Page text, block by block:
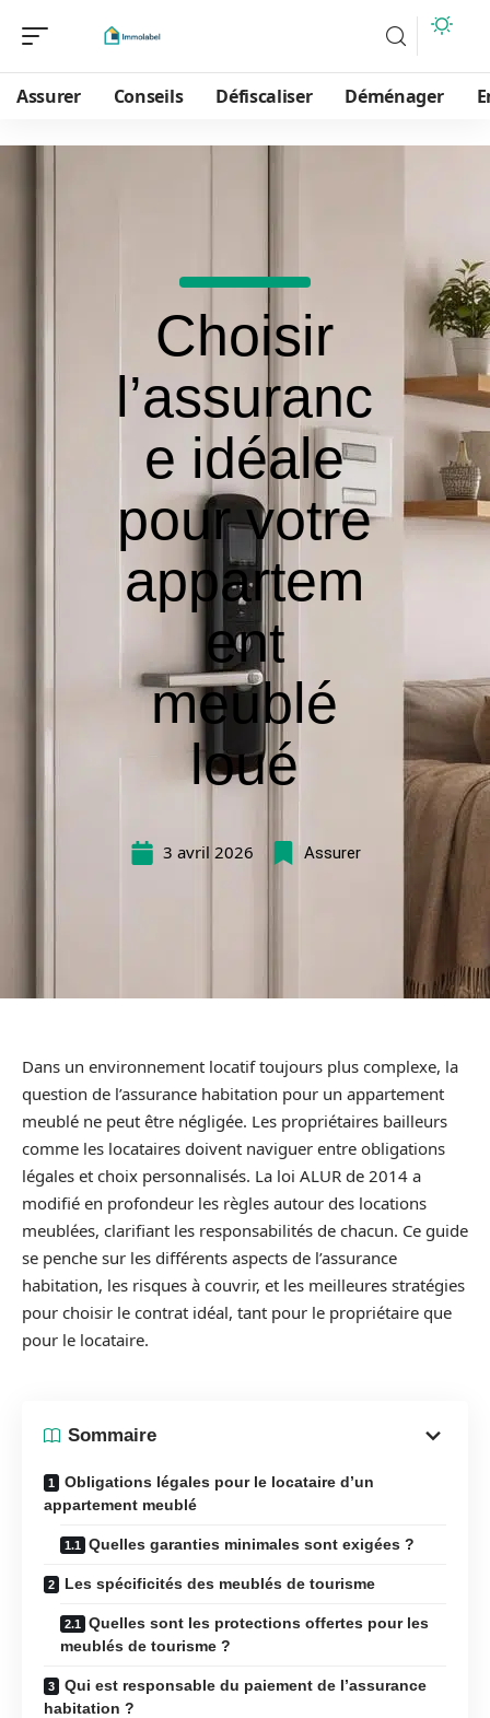
Assurer Conseils Défiscaliser Déménager
Choisir
l’assuranc
e idéale
pour votre
appartem
ent
meublé
loué
3 avril 2026 Assurer
Dans un environnement locatif toujours plus complexe, la
question de l’assurance habitation pour un appartement
meublé ne peut être négligée. Les propriétaires bailleurs
comme les locataires doivent naviguer entre obligations
légales et choix personnalisés. La loi ALUR de 2014 a
modifié en profondeur les règles autour des locations
meublées, clarifiant les responsabilités de chacun. Ce guide
se penche sur les différents aspects de l’assurance
habitation, les risques à couvrir, et les meilleures stratégies
pour choisir le contrat idéal, tant pour le propriétaire que
pour le locataire.
Sommaire
Obligations légales pour le locataire d’un
appartement meublé
Quelles garanties minimales sont exigées ?
Les spécificités des meublés de tourisme
Quelles sont les protections offertes pour les
meublés de tourisme ?
Qui est responsable du paiement de l’assurance
habitation ?